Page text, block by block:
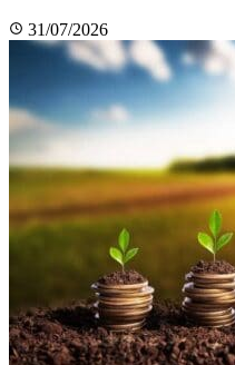
31/07/2026